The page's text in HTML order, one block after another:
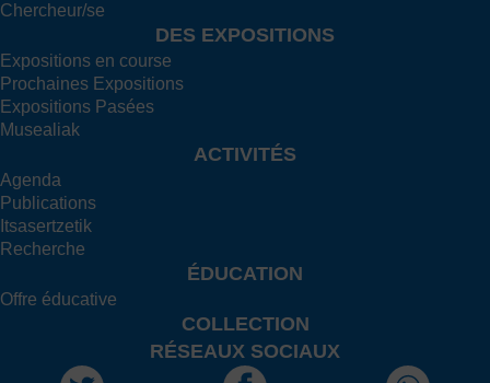
Chercheur/se
DES EXPOSITIONS
Expositions en course
Prochaines Expositions
Expositions Pasées
Musealiak
ACTIVITÉS
Agenda
Publications
Itsasertzetik
Recherche
ÉDUCATION
Offre éducative
COLLECTION
RÉSEAUX SOCIAUX